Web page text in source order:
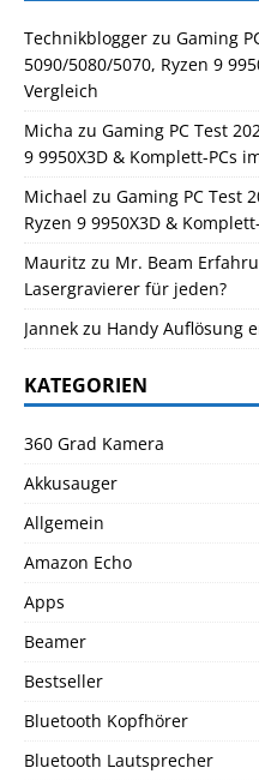
Technikblogger zu Gaming
5090/5080/5070, Ryzen 9
Vergleich
Micha zu Gaming PC Test
9 9950X3D & Komplett-PCs
Michael zu Gaming PC Test
Ryzen 9 9950X3D &
Mauritz zu Mr. Beam
Lasergravierer für jeden?
Jannek zu Handy Auflösung
KATEGORIEN
360 Grad Kamera
Akkusauger
Allgemein
Amazon Echo
Apps
Beamer
Bestseller
Bluetooth Kopfhörer
Bluetooth Lautsprecher